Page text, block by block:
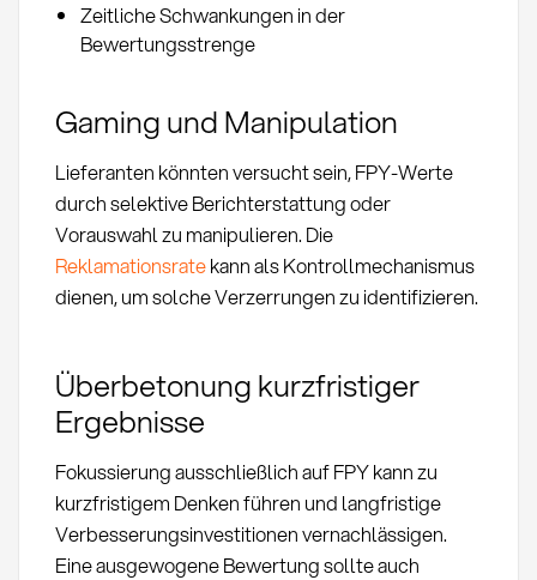
Zeitliche Schwankungen in der
Bewertungsstrenge
Gaming und Manipulation
Lieferanten könnten versucht sein, FPY-Werte
durch selektive Berichterstattung oder
Vorauswahl zu manipulieren. Die
Reklamationsratekann als Kontrollmechanismus
dienen, um solche Verzerrungen zu identifizieren.
Überbetonung kurzfristiger
Ergebnisse
Fokussierung ausschließlich auf FPY kann zu
kurzfristigem Denken führen und langfristige
Verbesserungsinvestitionen vernachlässigen.
Eine ausgewogene Bewertung sollte auch